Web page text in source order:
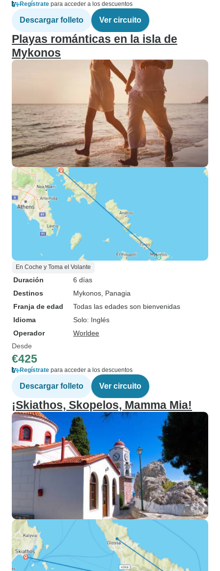
Regístrate para acceder a los descuentos
Descargar folleto Ver circuito
Playas románticas en la isla de
Mykonos
En Coche y Toma el Volante
Duración
6 días
Destinos
Mykonos , Panagia
Franja de edad
Todas las edades son bienvenidas
Idioma
Solo: Inglés
Operador
Worldee
Desde
€425
Regístrate para acceder a los descuentos
Descargar folleto Ver circuito
¡Skiathos, Skopelos, Mamma Mia!